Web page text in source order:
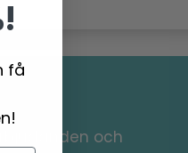
och
få